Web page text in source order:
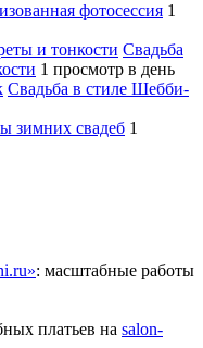
фотосессия 1
Свадьба
1 просмотр в день
Свадьба в стиле Шебби-
зимних свадеб 1
: масштабные работы
платьев на salon-